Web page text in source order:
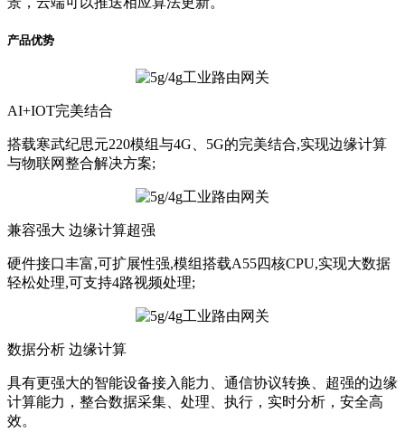
产品优势
AI+IOT完美结合
搭载寒武纪思元220模组与4G、5G的完美结合,实现边缘计算
与物联网整合解决方案;
兼容强大 边缘计算超强
硬件接口丰富,可扩展性强,模组搭载A55四核CPU,实现大数据
轻松处理,可支持4路视频处理;
数据分析 边缘计算
具有更强大的智能设备接入能力、通信协议转换、超强的边缘
计算能力，整合数据采集、处理、执行，实时分析，安全高
效。